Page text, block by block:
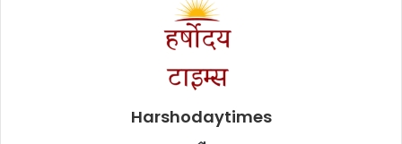
Harshodaytimes